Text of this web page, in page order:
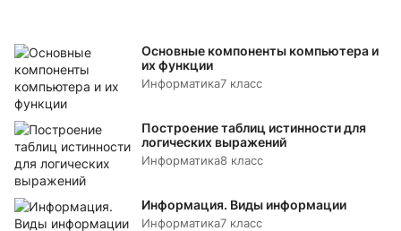
Основные компоненты компьютера и
их функции
Информатика7 класс
Построение таблиц истинности для
логических выражений
Информатика8 класс
Информация. Виды информации
Информатика7 класс